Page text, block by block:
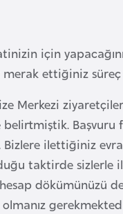
için
merak ettiğiniz
Merkezi
belirtmiştik.
ilettiğiniz
taktirde
dökümünüzü